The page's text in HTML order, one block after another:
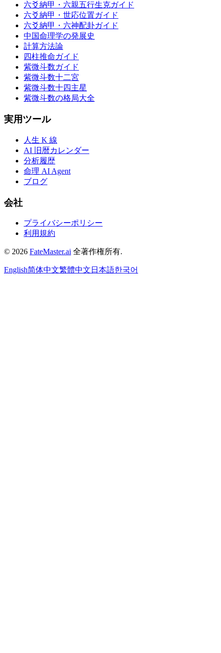
六爻納甲・六親五行生克ガイド
六爻納甲・世応位置ガイド
六爻納甲・六神配卦ガイド
中国命理学の発展史
計算方法論
四柱推命ガイド
紫微斗数ガイド
紫微斗数十二宮
紫微斗数十四主星
紫微斗数の格局大全
実用ツール
人生 K 線
AI 旧暦カレンダー
分析履歴
命理 AI Agent
ブログ
会社
プライバシーポリシー
利用規約
© 2026 FateMaster.ai 全著作権所有.
English简体中文繁體中文 日本語한국어